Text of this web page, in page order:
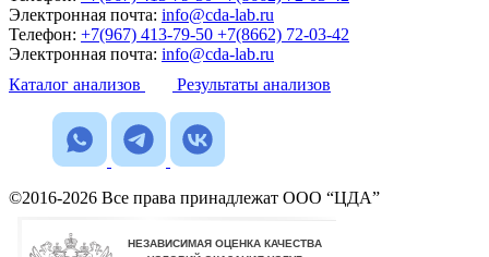
Электронная почта: info@cda-lab.ru
Телефон: +7(967) 413-79-50 +7(8662) 72-03-42
Электронная почта: info@cda-lab.ru
Каталог анализов
Результаты анализов
©2016-2026 Все права принадлежат ООО “ЦДА”